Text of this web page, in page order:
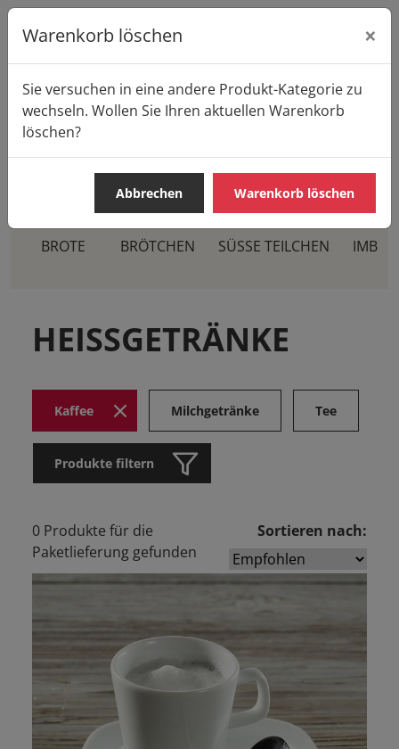
Warenkorb löschen ×
Sie versuchen in eine andere Produkt-Kategorie zu
wechseln. Wollen Sie Ihren aktuellen Warenkorb
löschen?
Abbrechen Warenkorb löschen
Startseite Produkte
Casa Pane
HEISSGETRÄNKE
BROTE BRÖTCHEN SÜSSE TEILCHEN
HEISSGETRÄNKE
Kaffee Milchgetränke Tee
Produkte filtern
0 Produkte für die
Paketlieferung gefunden
Sortieren nach: